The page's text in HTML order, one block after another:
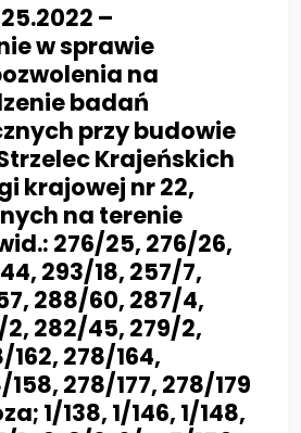
–
w sprawie
na
badań
przy budowie
Krajeńskich
krajowej nr 22,
na terenie
276/25, 276/26,
293/18, 257/7,
288/60, 287/4,
282/45, 279/2,
162, 278/164,
278/177, 278/179
1/138, 1/146, 1/148,